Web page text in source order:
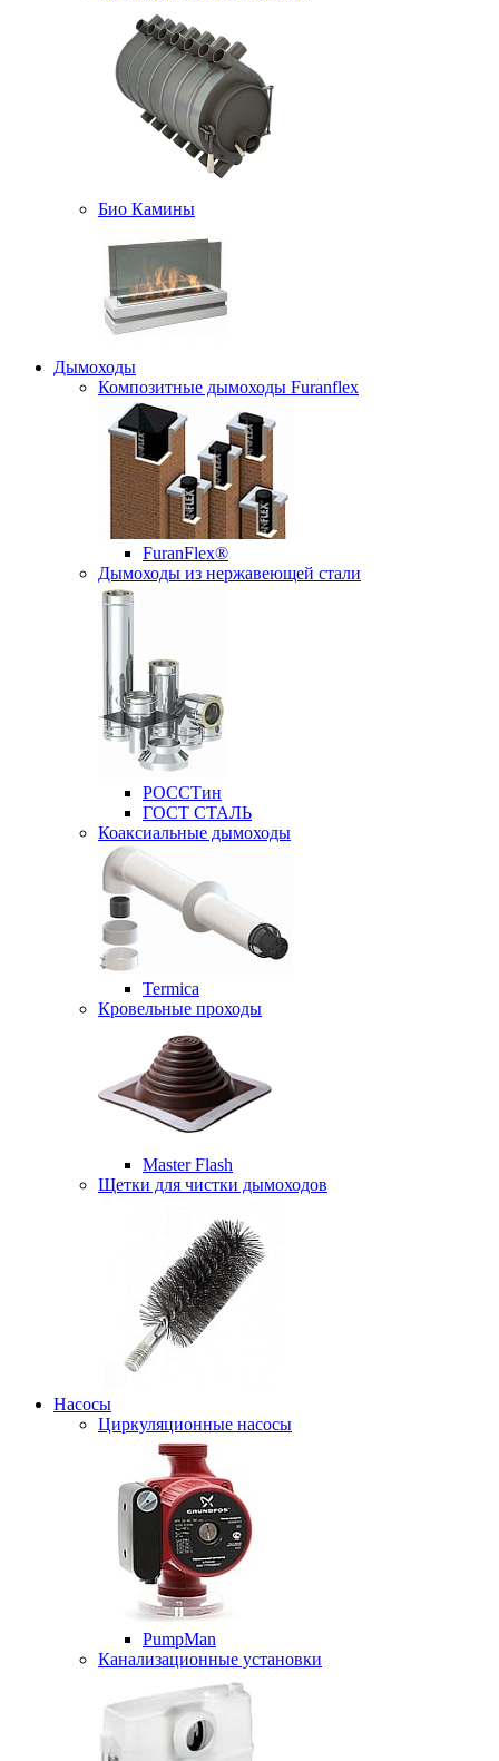
Био Камины
Дымоходы
Композитные дымоходы Furanflex
FuranFlex®
Дымоходы из нержавеющей стали
РОССТин
ГОСТ СТАЛЬ
Коаксиальные дымоходы
Termica
Кровельные проходы
Master Flash
Щетки для чистки дымоходов
Насосы
Циркуляционные насосы
PumpMan
Канализационные установки